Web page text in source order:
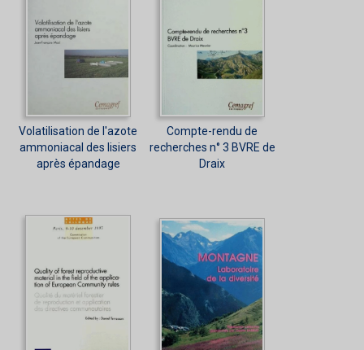
Volatilisation de l'azote
ammoniacal des lisiers
après épandage
Compte-rendu de
recherches n° 3 BVRE de
Draix